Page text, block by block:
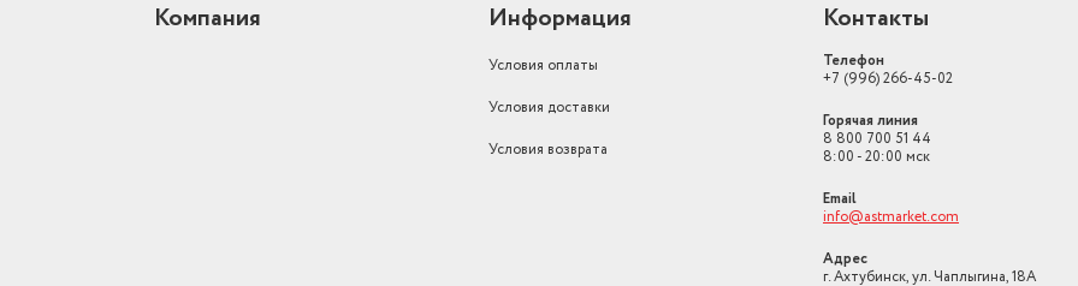
Компания Информация
Условия оплаты
Условия доставки
Условия возврата
Контакты
Телефон
+7 (996) 266-45-02
Горячая линия
8 800 700 51 44
8:00 - 20:00 мск
Email
info@astmarket.com
Адрес
г. Ахтубинск, ул. Чаплыгина, 18А